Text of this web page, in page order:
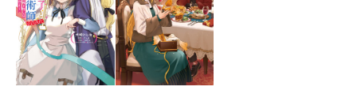
瓜うりた
どのキャラクターも個性豊かで
とても楽しく描かせていただきました。
絵と共に作品の世界観を感じていただければ幸いです。